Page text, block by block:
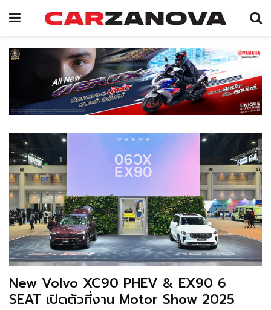
New Volvo XC90 PHEV & EX90 6
SEAT เปิดตัวที่งาน Motor Show 2025